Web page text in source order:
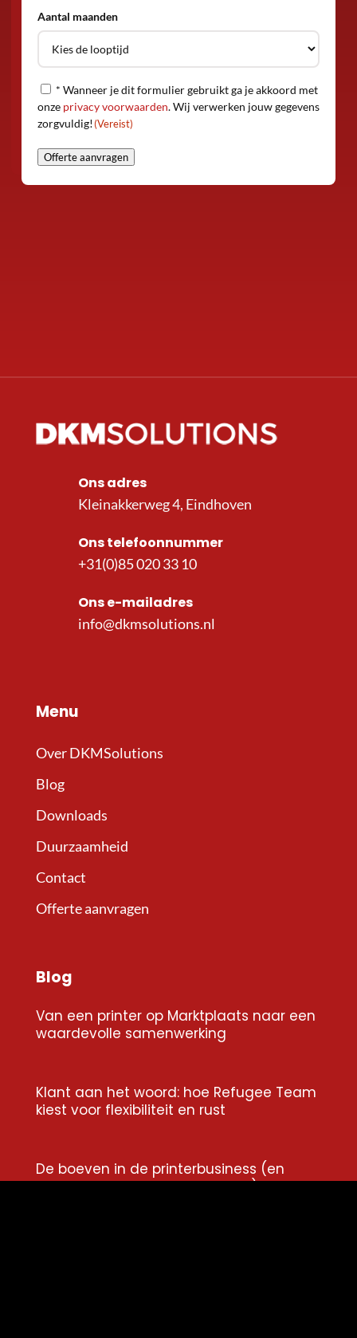
Aantal maanden
Privacy(Vereist)
* Wanneer je dit formulier gebruikt ga je akkoord met
onze privacy voorwaarden. Wij verwerken jouw gegevens
zorgvuldig!(Vereist)
Offerte aanvragen
Ons adres
Kleinakkerweg 4, Eindhoven
Ons telefoonnummer
+31(0)85 020 33 10
Ons e-mailadres
info@dkmsolutions.nl
Menu
Over DKMSolutions
Blog
Downloads
Duurzaamheid
Contact
Offerte aanvragen
Blog
Van een printer op Marktplaats naar een
waardevolle samenwerking
Klant aan het woord: hoe Refugee Team
kiest voor flexibiliteit en rust
De boeven in de printerbusiness (en
waarom niemand erover praat)